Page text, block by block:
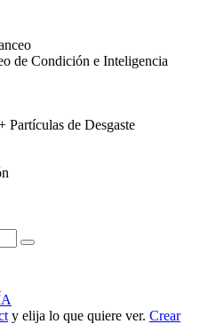
de Condición e Inteligencia
Partículas de Desgaste
y elija lo que quiere ver. Crear